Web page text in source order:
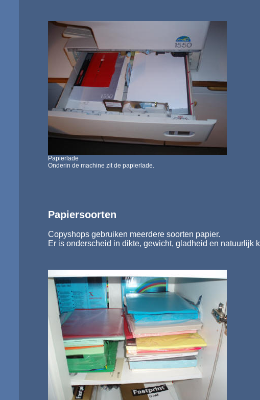
Papierlade
Onderin de machine zit de papierlade.
Papiersoorten
Copyshops gebruiken meerdere soorten papier.
Er is onderscheid in dikte, gewicht, gladheid en natuurlijk